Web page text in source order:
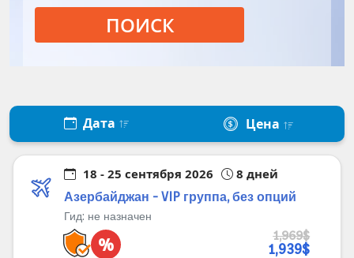
ПОИСК
Дата Цена
18 - 25 сентября 2026 8 дней
Азербайджан - VIP группа, без опций
Гид: не назначен
% 1,969$
1,939$